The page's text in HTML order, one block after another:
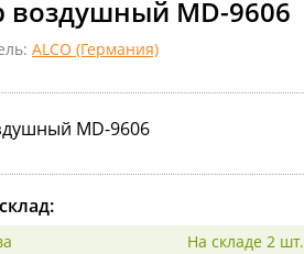
воздушный MD-9606
ALCO (Германия)
MD-9606
На складе 2 шт.